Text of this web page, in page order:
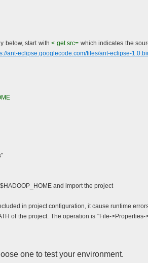
below, start with< get src= which indicates the
ant-eclipse.googlecode.com/files/ant-eclipse-
and import the project
in project configuration, it cause runtime
of the project. The operation is "File->Properties-
one to test your environment.